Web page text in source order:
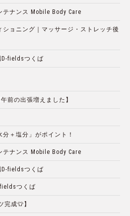
ナンス Mobile Body Care
ョニング｜マッサージ・ストレッチ後
fieldsつくば
前の出張増えました】
＋塩分」がポイント！
ナンス Mobile Body Care
fieldsつくば
つくば
完成👕】